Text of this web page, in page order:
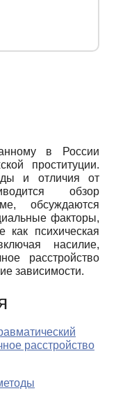
в России
проституции.
и отличия от
обзор
обсуждаются
факторы,
как психическая
насилие,
расстройство
зависимости.
расстройство